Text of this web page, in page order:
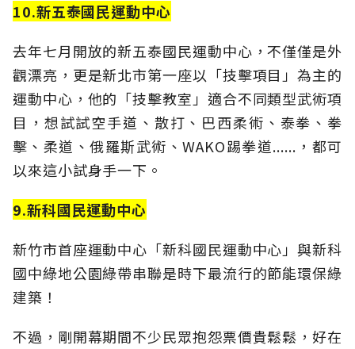
10.新五泰國民運動中心
去年七月開放的新五泰國民運動中心，不僅僅是外
觀漂亮，更是新北市第一座以「技擊項目」為主的
運動中心，他的「技擊教室」適合不同類型武術項
目，想試試空手道、散打、巴西柔術、泰拳、拳
擊、柔道、俄羅斯武術、WAKO踢拳道......，都可
以來這小試身手一下。
9.新科國民運動中心
新竹市首座運動中心「新科國民運動中心」與新科
國中綠地公園綠帶串聯是時下最流行的節能環保綠
建築！
不過，剛開幕期間不少民眾抱怨票價貴鬆鬆，好在